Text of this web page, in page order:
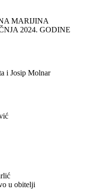
MARIJINA
2024. GODINE
i Josip Molnar
u obitelji